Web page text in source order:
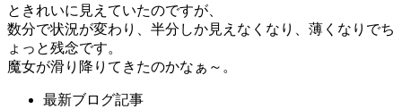
ときれいに見えていたのですが、
数分で状況が変わり、半分しか見えなくなり、薄くなりでち
ょっと残念です。
魔女が滑り降りてきたのかなぁ～。
最新ブログ記事